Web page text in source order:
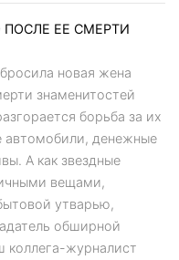
ПОСЛЕ ЕЕ СМЕРТИ
новая жена
знаменитостей
борьба за их
автомобили, денежные
А как звездные
вещами,
утварью,
обширной
коллега-журналист